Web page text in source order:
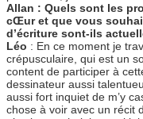
Allan : Quels sont les
cŒur et que vous
d’écriture sont-ils
Léo : En ce moment je
crépusculaire, qui est un
content de participer à
dessinateur aussi
aussi fort inquiet de m’y
chose à voir avec un récit